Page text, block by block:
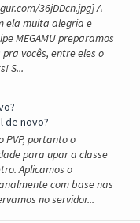
36jDDcn.jpg] A
ela muita alegria e
MEGAMU preparamos
vocês, entre eles o
S...
de novo?
PVP, portanto o
para upar a classe
Aplicamos o
com base nas
no servidor...